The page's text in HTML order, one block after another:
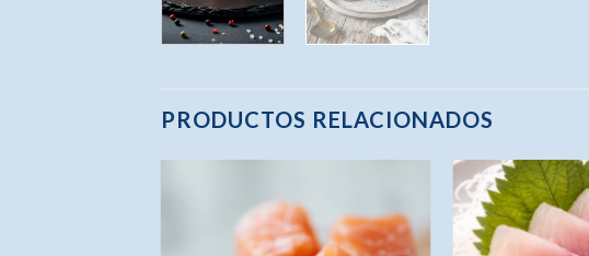
PRODUCTOS RELACIONADOS